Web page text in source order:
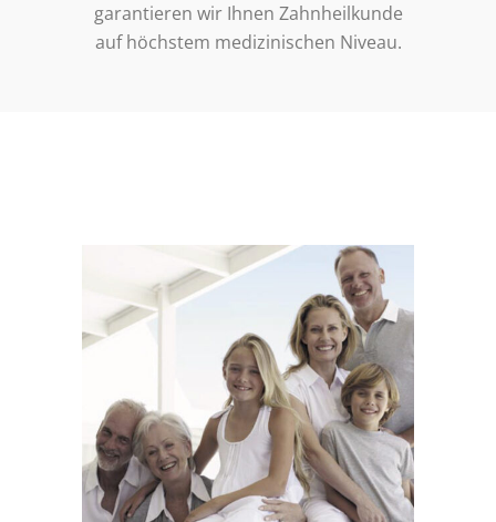
garantieren wir Ihnen Zahnheilkunde
auf höchstem medizinischen Niveau.